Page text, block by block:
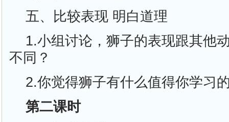
五、比较表现 明白道理
1.小组讨论，狮子的表现跟其他
不同？
2.你觉得狮子有什么值得你学习
第二课时